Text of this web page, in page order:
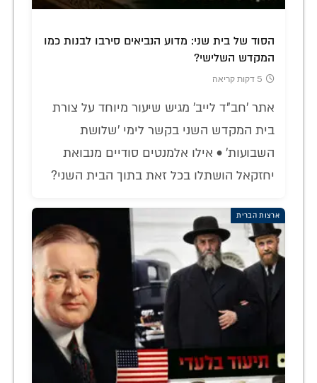
הסוד של בית שני: מדוע הנביאים סירבו לבנות כמו
המקדש השלישי?
5 דקות קריאה
אתר 'חב"ד לייב' מגיש שיעור מיוחד על צורת
בית המקדש השני בקשר לימי 'שלושת
השבועות' • אילו אלמנטים סודיים מנבואת
יחזקאל הושתלו בכל זאת בתוך הבית השני?
ארצות הברית